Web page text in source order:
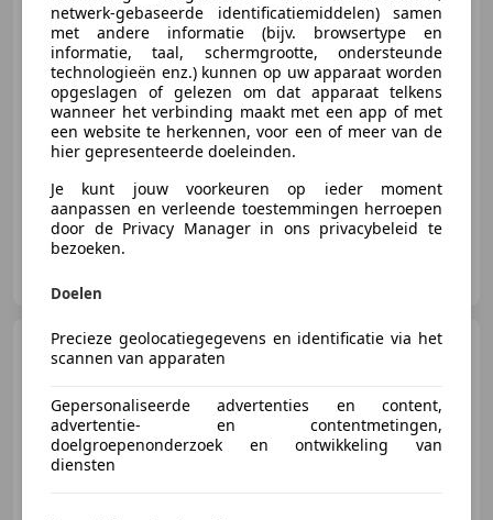
€ 1.944
11/2007 166.724 km Benzine
De Groot Exceptional Motor Cars B.V.
Dodge Caliber2.0 SXT /
netwerk-gebaseerde identificatiemiddelen) samen
met andere informatie (bijv. browsertype en
informatie, taal, schermgrootte, ondersteunde
technologieën enz.) kunnen op uw apparaat worden
opgeslagen of gelezen om dat apparaat telkens
wanneer het verbinding maakt met een app of met
een website te herkennen, voor een of meer van de
hier gepresenteerde doeleinden.
Je kunt jouw voorkeuren op ieder moment
aanpassen en verleende toestemmingen herroepen
door de Privacy Manager in ons privacybeleid te
bezoeken.
Doelen
Precieze geolocatiegegevens en identificatie via het
scannen van apparaten
Gepersonaliseerde advertenties en content,
advertentie- en contentmetingen,
doelgroepenonderzoek en ontwikkeling van
diensten